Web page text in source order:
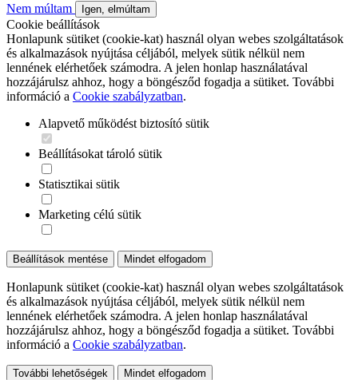
Nem múltam Igen, elmúltam
Cookie beállítások
Honlapunk sütiket (cookie-kat) használ olyan webes szolgáltatások
és alkalmazások nyújtása céljából, melyek sütik nélkül nem
lennének elérhetőek számodra. A jelen honlap használatával
hozzájárulsz ahhoz, hogy a böngésződ fogadja a sütiket. További
információ a Cookie szabályzatban.
Alapvető működést biztosító sütik
Beállításokat tároló sütik
Statisztikai sütik
Marketing célú sütik
Beállítások mentése Mindet elfogadom
Honlapunk sütiket (cookie-kat) használ olyan webes szolgáltatások
és alkalmazások nyújtása céljából, melyek sütik nélkül nem
lennének elérhetőek számodra. A jelen honlap használatával
hozzájárulsz ahhoz, hogy a böngésződ fogadja a sütiket. További
információ a Cookie szabályzatban.
További lehetőségek Mindet elfogadom